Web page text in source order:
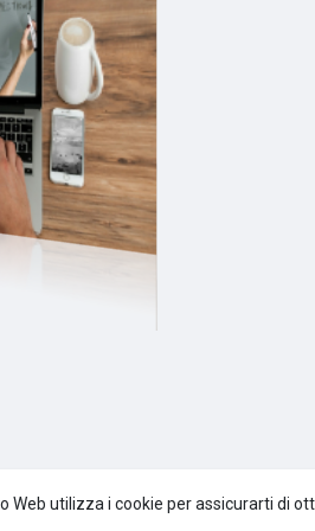
Web utilizza i cookie per assicurarti di